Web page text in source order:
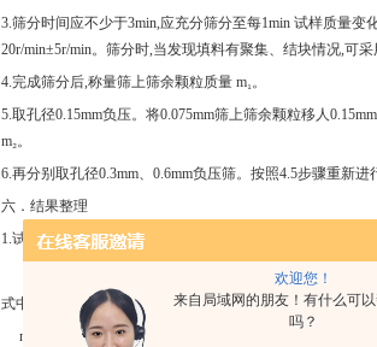
欢迎您！
来自局域网的朋友！有什么可
吗？
3.筛分时间应不少于3min,应充分筛分至每1min 试样质量变
20r/min±5r/min。筛分时,当发现填料有聚集、结块情况,可采
4.完成筛分后,称量筛上筛余颗粒质量 m₁。
5.取孔径0.15mm负压。将0.075mm筛上筛余颗粒移人
m₂。
6.再分别取孔径0.3mm、0.6mm负压筛。按照4.5步骤重新进
六．结果整理
1.试样的各号筛的筛余率按式(T0356-1)计算,准确至0.01%。
式中:Aⁱ-试样的各号筛的筛余率,%;
mⁱ;--各号筛的筛余颗粒质量,g;